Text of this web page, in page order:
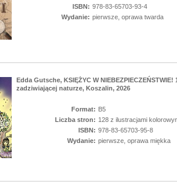
ISBN: 978-83-65703-93-4
Wydanie: pierwsze, oprawa twarda
Edda Gutsche, KSIĘŻYC W
zadziwiającej naturze, Koszalin, 2026
Format: B5
Liczba stron: 128 z ilustracjami
ISBN: 978-83-65703-95-8
Wydanie: pierwsze, oprawa miękka